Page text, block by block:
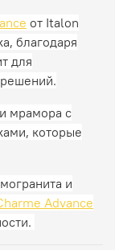
от Italon
благодаря
для
мрамора с
которые
и
Advance